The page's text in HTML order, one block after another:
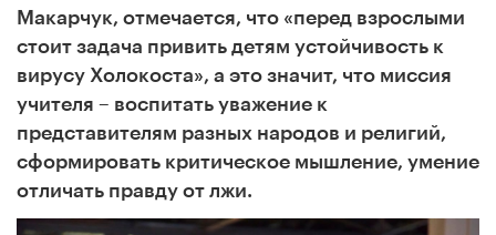
Макарчук, отмечается, что «перед взрослыми
стоит задача привить детям устойчивость к
вирусу Холокоста», а это значит, что миссия
учителя – воспитать уважение к
представителям разных народов и религий,
сформировать критическое мышление, умение
отличать правду от лжи.